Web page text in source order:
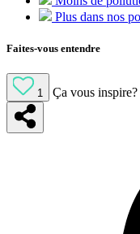
Plus dans nos
Faites-vous entendre
1 Ça vous inspire?